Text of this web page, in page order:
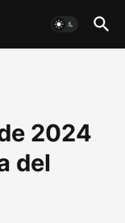
2024
del